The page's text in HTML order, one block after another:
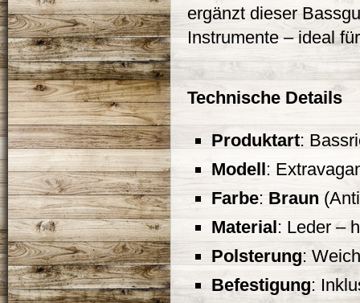
ergänzt dieser
Instrumente – ideal
Technische Details
Produktart:
Modell:
Farbe: Braun
Material: Leder –
Polsterung:
Befestigung: